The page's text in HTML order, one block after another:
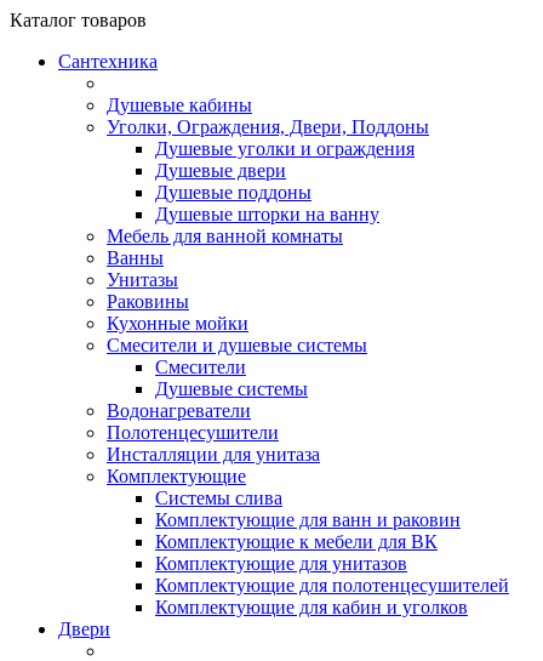
Каталог товаров
Сантехника
Душевые кабины
Уголки, Ограждения, Двери, Поддоны
Душевые уголки и ограждения
Душевые двери
Душевые поддоны
Душевые шторки на ванну
Мебель для ванной комнаты
Ванны
Унитазы
Раковины
Кухонные мойки
Смесители и душевые системы
Смесители
Душевые системы
Водонагреватели
Полотенцесушители
Инсталляции для унитаза
Комплектующие
Системы слива
Комплектующие для ванн и раковин
Комплектующие к мебели для ВК
Комплектующие для унитазов
Комплектующие для полотенцесушителей
Комплектующие для кабин и уголков
Двери